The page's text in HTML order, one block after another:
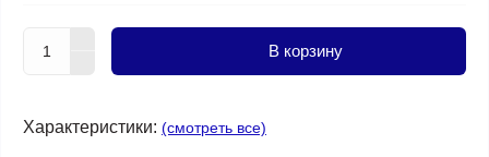
В корзину
Характеристики: (смотреть все)